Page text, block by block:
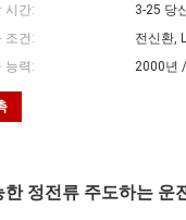
시간:
3-25 당
조건:
전신환,
능력:
2000년
정전류 주도하는 운